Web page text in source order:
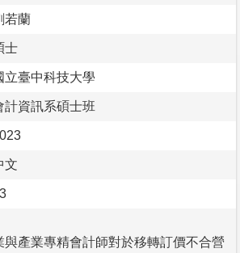
若蘭
士
立臺中科技大學
計資訊系碩士班
文
與產業專精會計師對於移轉訂價不合營